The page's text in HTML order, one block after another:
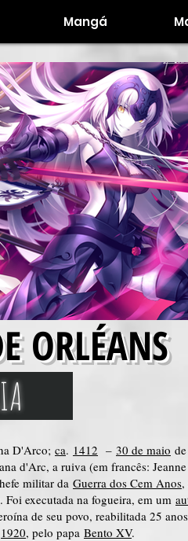
Mangá
ORLÉANS
D'Arco; ca. 1412 – 30 de maio de
d'Arc, a ruiva (em francês:
militar da Guerra dos Cem Anos,
. Foi executada na fogueira, em um
de seu povo, reabilitada 25
1920, pelo papa Bento XV.